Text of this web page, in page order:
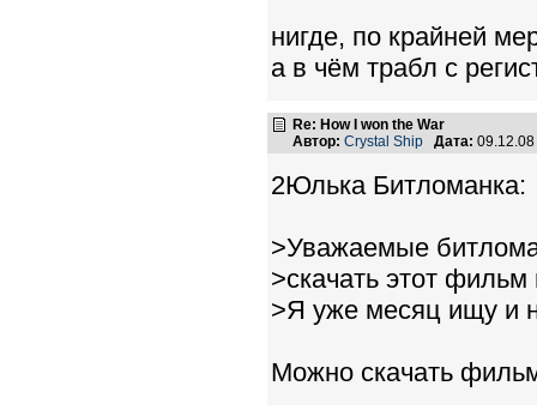
нигде, по крайней
а в чём трабл с
Re: How I won the War
Автор: Crystal Ship Дата:
2Юлька Битломанка:
>Уважаемые
>скачать этот фильм
>Я уже месяц ищу и
Можно скачать